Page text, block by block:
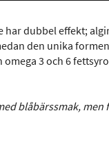
har dubbel effekt;
den unika
3 och 6
blåbärssmak, men